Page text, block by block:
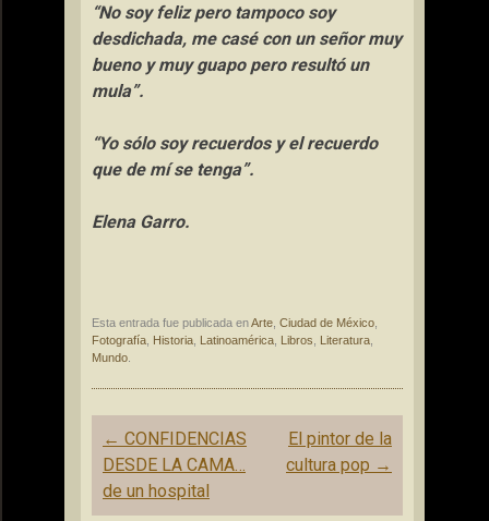
“No soy feliz pero tampoco soy
desdichada, me casé con un señor muy
bueno y muy guapo pero resultó un
mula”.
“Yo sólo soy recuerdos y el recuerdo
que de mí se tenga”.
Elena Garro.
Esta entrada fue publicada enArte, Ciudad de México,
Fotografía, Historia, Latinoamérica, Libros, Literatura,
Mundo.
Navegación
de
entradas
← CONFIDENCIAS
DESDE LA CAMA…
de un hospital
El pintor de la
cultura pop →